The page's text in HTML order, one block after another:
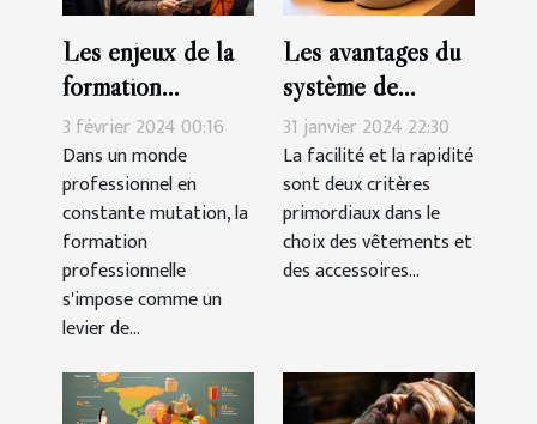
Les enjeux de la
formation
professionnelle
pour les seniors
3 février 2024 00:16
Dans un monde
professionnel en
constante mutation, la
formation
professionnelle
s'impose comme un
levier de...
Les avantages du
système de
fermeture à
scratch pour les
chaussures des
filles
31 janvier 2024 22:30
La facilité et la rapidité
sont deux critères
primordiaux dans le
choix des vêtements et
des accessoires...